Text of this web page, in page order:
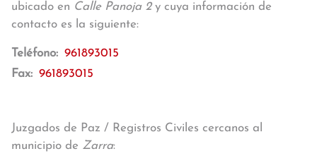
ubicado en Calle Panoja 2y cuya información de
contacto es la siguiente:
Teléfono: 961893015
Fax: 961893015
Juzgados de Paz / Registros Civiles cercanos al
municipio de Zarra: